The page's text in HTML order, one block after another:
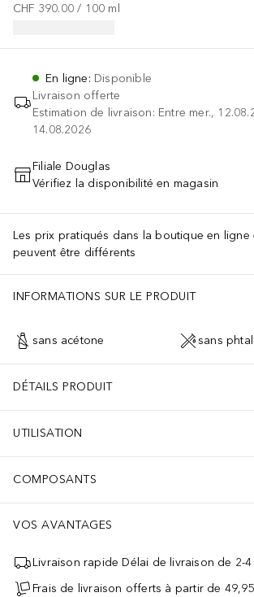
CHF 390.00 / 100 ml
En ligne: Disponible
Livraison offerte
Estimation de livraison: Entre mer.,
14.08.2026
AJOUTER AU PANIER
Filiale Douglas
Vérifiez la disponibilité en magasin
Les prix pratiqués dans la boutique en ligne
peuvent être différents
INFORMATIONS SUR LE PRODUIT
sans acétone sans
DÉTAILS PRODUIT
UTILISATION
COMPOSANTS
VOS AVANTAGES
Livraison rapide Délai de livraison de 2-
Frais de livraison offerts à partir de 49,95